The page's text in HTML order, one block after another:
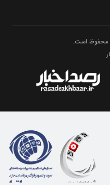
محفوظ است.